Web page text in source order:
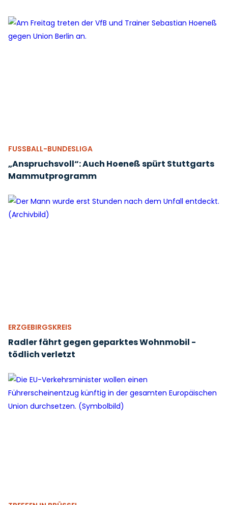
FUSSBALL-BUNDESLIGA
„Anspruchsvoll“: Auch Hoeneß spürt Stuttgarts
Mammutprogramm
ERZGEBIRGSKREIS
Radler fährt gegen geparktes Wohnmobil -
tödlich verletzt